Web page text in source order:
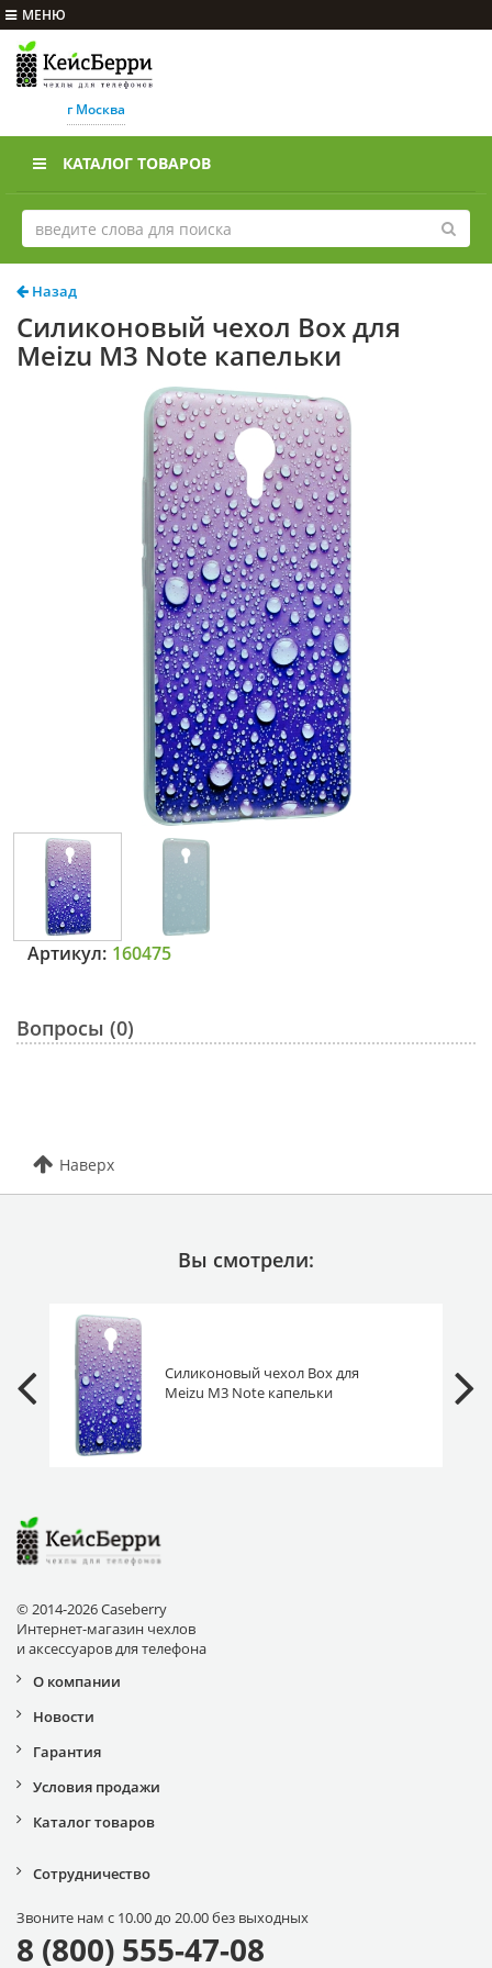
МЕНЮ
г Москва
КАТАЛОГ ТОВАРОВ
Назад
Силиконовый чехол Box для
Meizu M3 Note капельки
Артикул: 160475
Вопросы (0)
Наверх
Вы смотрели:
Силиконовый чехол Box для
Meizu M3 Note капельки
© 2014-2026 Caseberry
Интернет-магазин чехлов
и аксессуаров для телефона
О компании
Новости
Гарантия
Условия продажи
Каталог товаров
Сотрудничество
Звоните нам с 10.00 до 20.00 без выходных
8 (800) 555-47-08